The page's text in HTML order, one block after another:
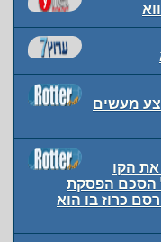
מעשים
את הקו
הסכם הפסקת
כרוז בו הוא